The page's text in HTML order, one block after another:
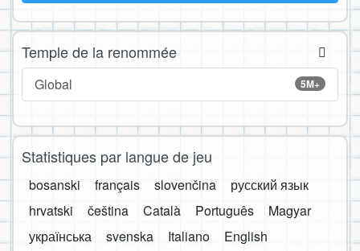
Temple de la renommée
5M+
Global
Statistiques par langue de jeu
bosanski français slovenčina
русский язык
hrvatski
čeština Català Português
Magyar
українська
svenska Italiano
English